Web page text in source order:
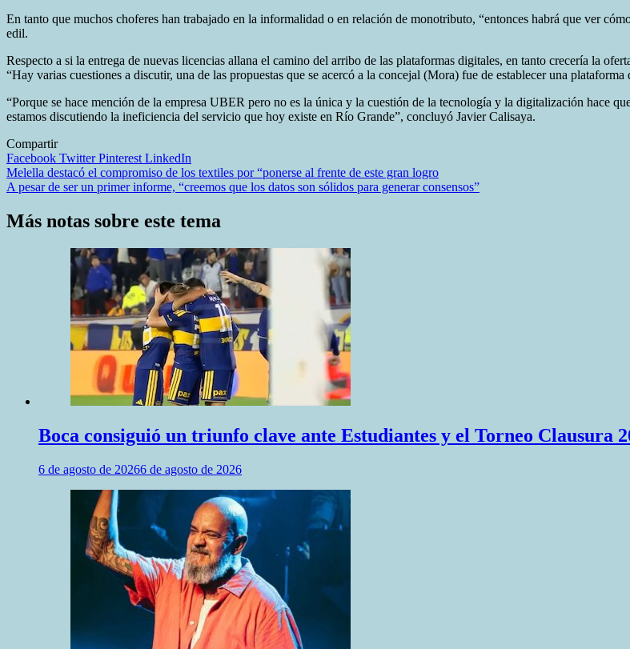
En tanto que muchos choferes han trabajado en la informalidad o en relación de monotributo, “entonces habrá que ver
edil.
Respecto a si la entrega de nuevas licencias allana el camino del arribo de las plataformas digitales, en tanto crecería la
“Hay varias cuestiones a discutir, una de las propuestas que se acercó a la concejal (Mora) fue de establecer una
“Porque se hace mención de la empresa UBER pero no es la única y la cuestión de la tecnología y la digitalización hace
estamos discutiendo la ineficiencia del servicio que hoy existe en Río Grande”, concluyó Javier Calisaya.
Compartir
Facebook TwitterPinterest LinkedIn
Navegación
de
entradas
Melella destacó el compromiso de los textiles por “ponerse al frente de este gran logro
A pesar de ser un primer informe, “creemos que los datos son sólidos para generar consensos”
Más notas sobre este tema
Boca consiguió un triunfo clave ante Estudiantes y el Torneo Clausura
6 de agosto de 20266 de agosto de 2026